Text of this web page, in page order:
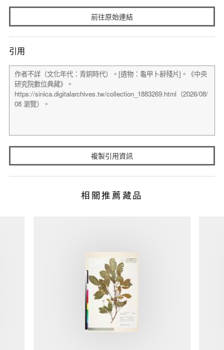
前往原始連結
引用
複製引用資訊
相關推薦藏品